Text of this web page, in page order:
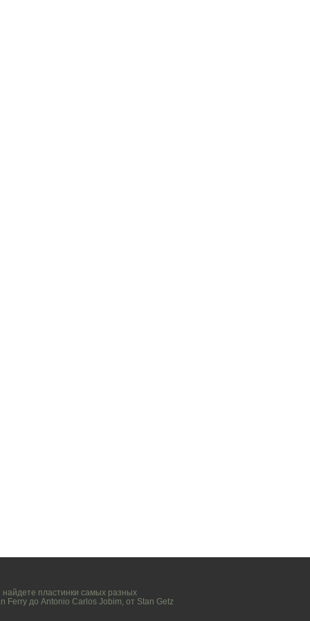
пластинки самых разных
Ferry до Antonio Carlos Jobim, от Stan Getz